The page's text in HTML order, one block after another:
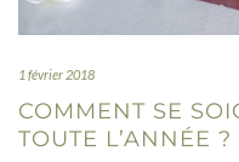
1 février 2018
COMMENT SE
TOUTE L’ANNÉE ?